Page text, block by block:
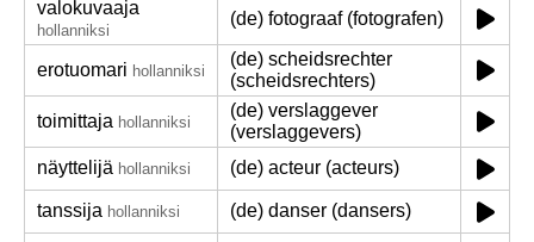
valokuvaaja
hollanniksi
(de) fotograaf (fotografen)
erotuomari hollanniksi
(de) scheidsrechter
(scheidsrechters)
toimittaja hollanniksi
(de) verslaggever
(verslaggevers)
näyttelijä hollanniksi (de) acteur (acteurs)
tanssija hollanniksi (de) danser (dansers)